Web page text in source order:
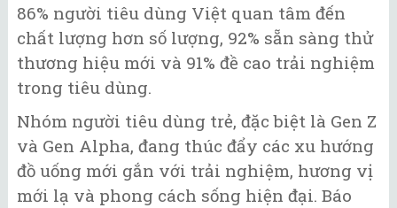
86% người tiêu dùng Việt quan tâm đến
chất lượng hơn số lượng, 92% sẵn sàng thử
thương hiệu mới và 91% đề cao trải nghiệm
trong tiêu dùng.
Nhóm người tiêu dùng trẻ, đặc biệt là Gen Z
và Gen Alpha, đang thúc đẩy các xu hướng
đồ uống mới gắn với trải nghiệm, hương vị
mới lạ và phong cách sống hiện đại. Báo